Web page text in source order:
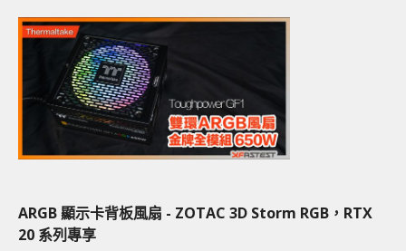
ARGB 顯示卡背板風扇 - ZOTAC 3D Storm RGB，RTX
20 系列專享